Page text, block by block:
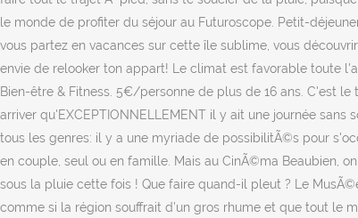
le monde de profiter du séjour au Futuroscope. Petit-
vous partez en vacances sur cette île sublime, vous
envie de relooker ton appart! Le climat est favorable toute
Bien-être & Fitness. 5€/personne de plus de 16 ans. C'est
arriver qu'EXCEPTIONNELLEMENT il y ait une journée
tous les genres: il y a une myriade de possibilitÃ©s pour
en couple, seul ou en famille. Mais au CinÃ©ma Beaubien,
sous la pluie cette fois ! Que faire quand-il pleut ? Le
comme si la région souffrait d’un gros rhume et que tout le